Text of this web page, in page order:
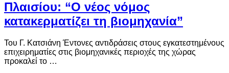
Πλαισίου: “Ο νέος νόμος
κατακερματίζει τη βιομηχανία”
Του Γ. Κατσιάνη Έντονες αντιδράσεις στους εγκατεστημένους
επιχειρηματίες στις βιομηχανικές περιοχές της χώρας
προκαλεί το …